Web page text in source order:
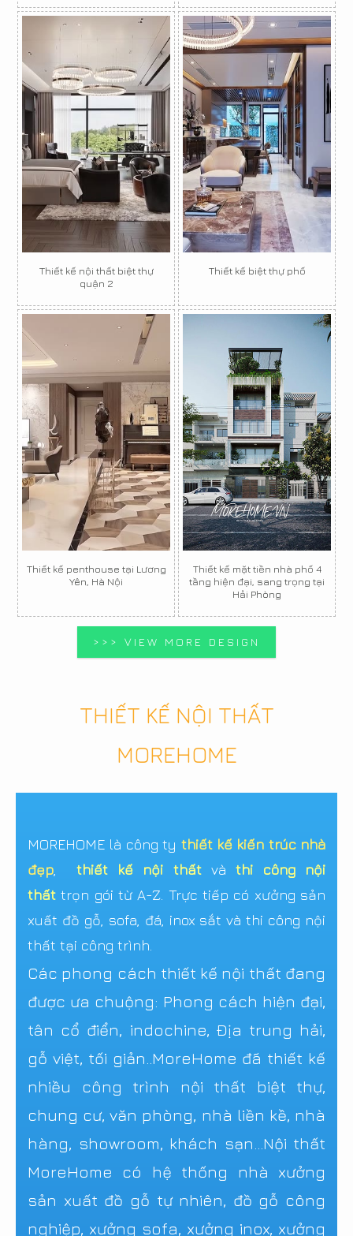
Thiết kế nội thất biệt thự
quận 2
Thiết kế biệt thự phố
Thiết kế penthouse tại Lương
Yên, Hà Nội
Thiết kế mặt tiền nhà phố 4
tầng hiện đại, sang trọng tại
Hải Phòng
>>> VIEW MORE DESIGN
THIẾT KẾ NỘI THẤT
MOREHOME
MOREHOME là công ty thiết kế kiến trúc nhà
đẹp
thiết kế nội thấtvàthi công nội
thất trọn gói từ A-Z. Trực tiếp có xưởng sản
xuất đồ gỗ, sofa, đá, inox sắt và thi công nội
thất tại công trình.
Các phong cách thiết kế nội thất đang
được ưa chuộng: Phong cách hiện đại,
tân cổ điển, indochine, Địa trung hải,
gỗ việt, tối giản..MoreHome đã thiết kế
nhiều công trình nội thất biệt thự,
chung cư, văn phòng, nhà liền kề, nhà
hàng, showroom, khách sạn...Nội thất
MoreHome có hệ thống nhà xưởng
sản xuất đồ gỗ tự nhiên, đồ gỗ công
nghiệp, xưởng sofa, xưởng inox, xưởng